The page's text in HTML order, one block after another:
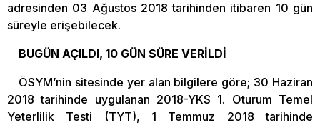
adresinden 03 Ağustos 2018 tarihinden itibaren 10 gün
süreyle erişebilecek.
BUGÜN AÇILDI, 10 GÜN SÜRE VERİLDİ
ÖSYM’nin sitesinde yer alan bilgilere göre; 30 Haziran
2018 tarihinde uygulanan 2018-YKS 1. Oturum Temel
Yeterlilik Testi (TYT), 1 Temmuz 2018 tarihinde